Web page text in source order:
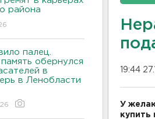
района
палец.
обернулся
в
в Ленобласти
19:44
У
купить